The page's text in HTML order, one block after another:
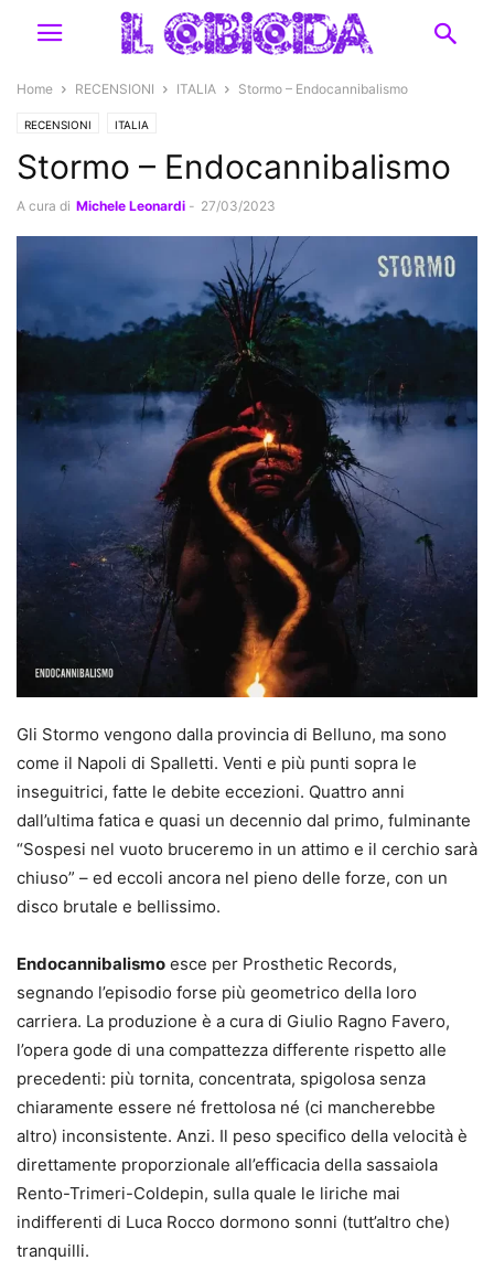
Home RECENSIONI ITALIA Stormo – Endocannibalismo
RECENSIONI ITALIA
Stormo – Endocannibalismo
A cura di Michele Leonardi - 27/03/2023
Gli Stormo vengono dalla provincia di Belluno, ma sono
come il Napoli di Spalletti. Venti e più punti sopra le
inseguitrici, fatte le debite eccezioni. Quattro anni
dall’ultima fatica e quasi un decennio dal primo, fulminante
“Sospesi nel vuoto bruceremo in un attimo e il cerchio sarà
chiuso” – ed eccoli ancora nel pieno delle forze, con un
disco brutale e bellissimo.
Endocannibalismo esce per Prosthetic Records,
segnando l’episodio forse più geometrico della loro
carriera. La produzione è a cura di Giulio Ragno Favero,
l’opera gode di una compattezza differente rispetto alle
precedenti: più tornita, concentrata, spigolosa senza
chiaramente essere né frettolosa né (ci mancherebbe
altro) inconsistente. Anzi. Il peso specifico della velocità è
direttamente proporzionale all’efficacia della sassaiola
Rento-Trimeri-Coldepin, sulla quale le liriche mai
indifferenti di Luca Rocco dormono sonni (tutt’altro che)
tranquilli.